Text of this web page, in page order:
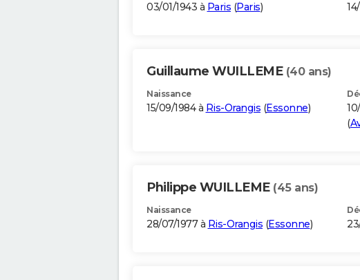
03/01/1943 à Paris (Paris)
Guillaume WUILLEME (40 ans)
Naissance
15/09/1984 à Ris-Orangis (Essonne)
(
Philippe WUILLEME (45 ans)
Naissance
28/07/1977 à Ris-Orangis (Essonne)